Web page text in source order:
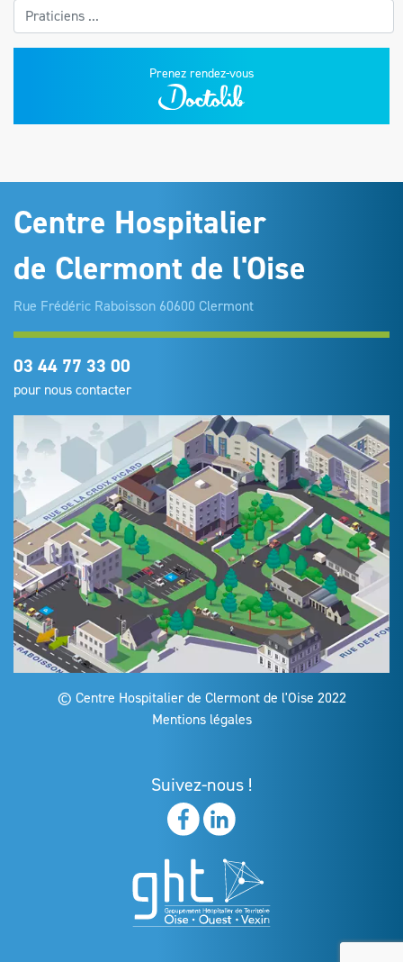
Prenez rendez-vous
Centre Hospitalier
de Clermont de l'Oise
Rue Frédéric Raboisson 60600 Clermont
03 44 77 33 00
pour nous contacter
© Centre Hospitalier de Clermont de l'Oise 2022
Mentions légales
Suivez-nous !